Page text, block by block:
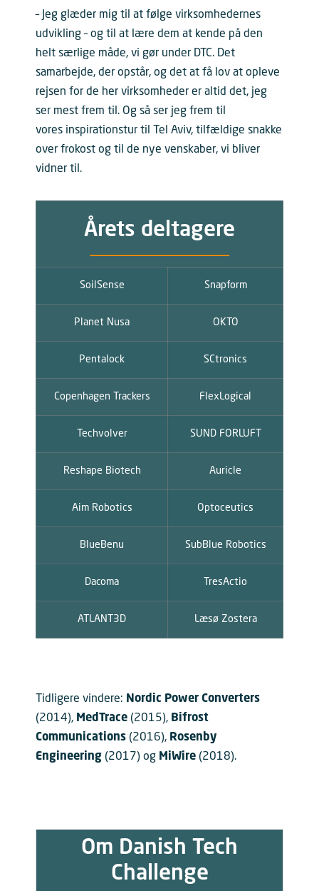
– Jeg glæder mig til at følge virksomhedernes
udvikling – og til at lære dem at kende på den
helt særlige måde, vi gør under DTC. Det
samarbejde, der opstår, og det at få lov at opleve
rejsen for de her virksomheder er altid det, jeg
ser mest frem til. Og så ser jeg frem til
vores inspirationstur til Tel Aviv, tilfældige snakke
over frokost og til de nye venskaber, vi bliver
vidner til.
Årets deltagere
SoilSense Snapform
Planet Nusa OKTO
Pentalock SCtronics
Copenhagen Trackers FlexLogical
Techvolver SUND FORLUFT
Reshape Biotech Auricle
Aim Robotics Optoceutics
BlueBenu SubBlue Robotics
Dacoma TresActio
ATLANT3D Læsø Zostera
Tidligere vindere: Nordic Power Converters
(2014), MedTrace (2015), Bifrost
Communications (2016), Rosenby
Engineering (2017) og MiWire (2018).
Om Danish Tech
Challenge